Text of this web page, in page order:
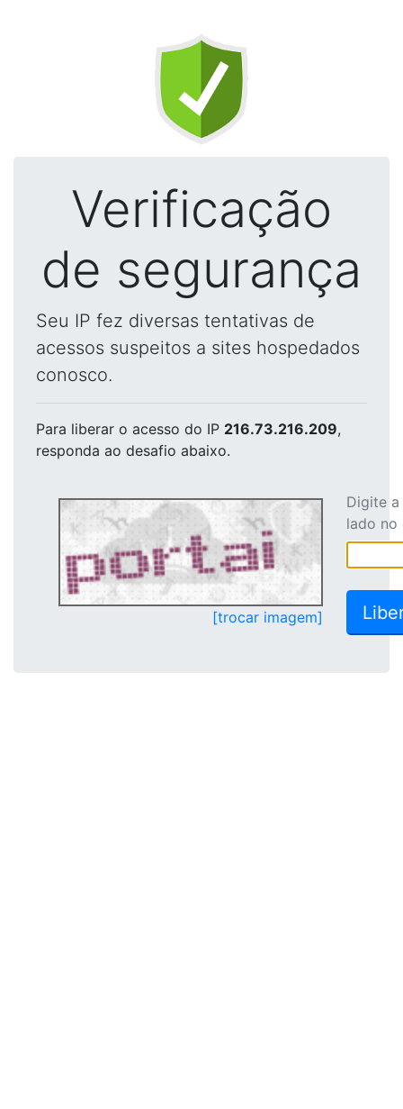
Verificação
de segurança
Seu IP fez diversas tentativas de
acessos suspeitos a sites hospedados
conosco.
Para liberar o acesso do IP 216.73.216.209,
responda ao desafio abaixo.
[trocar imagem]
Digite
lado no